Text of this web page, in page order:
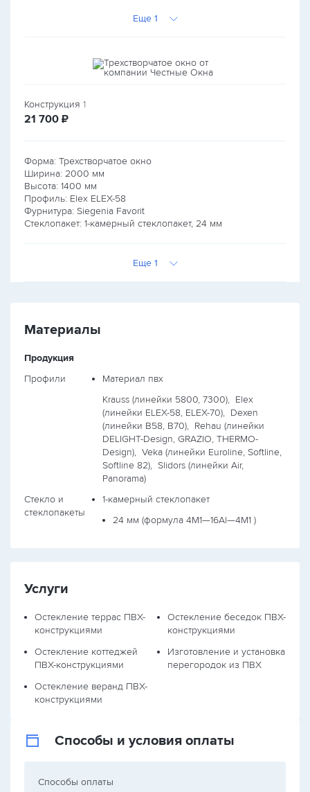
Еще 1
Конструкция 1
21 700 руб.
₽
Форма: Трехстворчатое окно
Ширина: 2000 мм
Высота: 1400 мм
Профиль: Elex ELEX-58
Фурнитура: Siegenia Favorit
Стеклопакет: 1-камерный стеклопакет, 24 мм
Еще 1
Материалы
Продукция
Профили
Материал пвх
Krauss (линейки 5800, 7300), Elex
(линейки ELEX-58, ELEX-70), Dexen
(линейки B58, B70), Rehau (линейки
DELIGHT-Design, GRAZIO, THERMO-
Design), Veka (линейки Euroline, Softline,
Softline 82), Slidors (линейки Air,
Panorama)
Стекло и
стеклопакеты
1-камерный стеклопакет
24 мм (формула 4М1—16Al—4М1 )
Услуги
Остекление террас ПВХ-
конструкциями
Остекление коттеджей
ПВХ-конструкциями
Остекление веранд ПВХ-
конструкциями
Остекление беседок ПВХ-
конструкциями
Изготовление и установка
перегородок из ПВХ
Способы и условия оплаты
Способы оплаты